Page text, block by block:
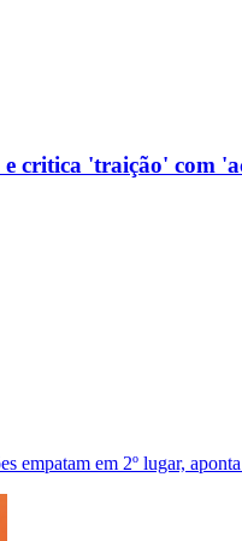
critica 'traição' com
empatam em 2º lugar,